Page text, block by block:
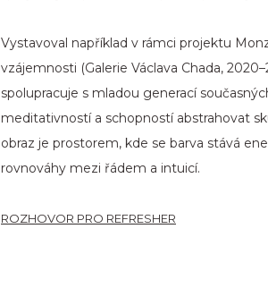
Vystavoval například v rámci projektu
vzájemnosti (Galerie Václava Chada,
spolupracuje s mladou generací
meditativností a schopností abstrahovat
obraz je prostorem, kde se barva stává
rovnováhy mezi řádem a intuicí.
ROZHOVOR PRO REFRESHER